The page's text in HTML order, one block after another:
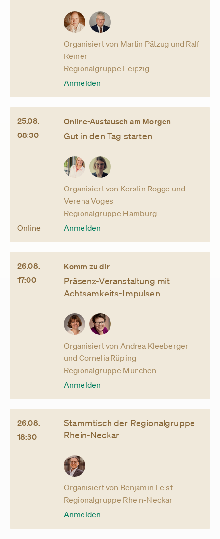
Organisiert von Martin Pätzug und Ralf
Reiner
Regionalgruppe Leipzig
Anmelden
25.08.
08:30
Online
Online-Austausch am Morgen
Gut in den Tag starten
Organisiert von Kerstin Rogge und
Verena Voges
Regionalgruppe Hamburg
Anmelden
26.08.
17:00
Komm zu dir
Präsenz-Veranstaltung mit
Achtsamkeits-Impulsen
Organisiert von Andrea Kleeberger
und Cornelia Rüping
Regionalgruppe München
Anmelden
26.08.
18:30
Stammtisch der Regionalgruppe
Rhein-Neckar
Organisiert von Benjamin Leist
Regionalgruppe Rhein-Neckar
Anmelden